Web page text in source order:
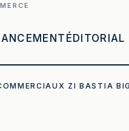
ÉDITORIAL
ZI BASTIA